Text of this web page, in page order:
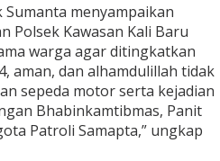
menyampaikan
Polsek Kawasan Kali Baru
warga agar ditingkatkan
aman, dan alhamdulillah tidak
sepeda motor serta kejadian
Bhabinkamtibmas, Panit
Patroli Samapta,” ungkap